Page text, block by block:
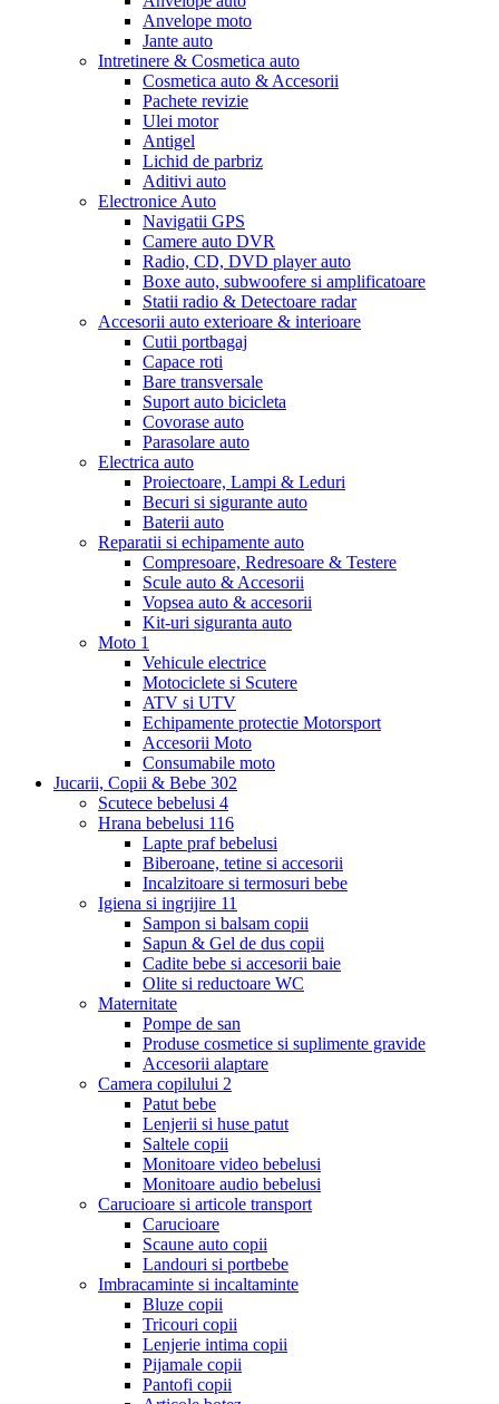
Anvelope moto
Jante auto
Intretinere & Cosmetica auto
Cosmetica auto & Accesorii
Pachete revizie
Ulei motor
Antigel
Lichid de parbriz
Aditivi auto
Electronice Auto
Navigatii GPS
Camere auto DVR
Radio, CD, DVD player auto
Boxe auto, subwoofere si amplificatoare
Statii radio & Detectoare radar
Accesorii auto exterioare & interioare
Cutii portbagaj
Capace roti
Bare transversale
Suport auto bicicleta
Covorase auto
Parasolare auto
Electrica auto
Proiectoare, Lampi & Leduri
Becuri si sigurante auto
Baterii auto
Reparatii si echipamente auto
Compresoare, Redresoare & Testere
Scule auto & Accesorii
Vopsea auto & accesorii
Kit-uri siguranta auto
Moto 1
Vehicule electrice
Motociclete si Scutere
ATV si UTV
Echipamente protectie Motorsport
Accesorii Moto
Consumabile moto
Jucarii, Copii & Bebe 302
Scutece bebelusi 4
Hrana bebelusi 116
Lapte praf bebelusi
Biberoane, tetine si accesorii
Incalzitoare si termosuri bebe
Igiena si ingrijire 11
Sampon si balsam copii
Sapun & Gel de dus copii
Cadite bebe si accesorii baie
Olite si reductoare WC
Maternitate
Pompe de san
Produse cosmetice si suplimente gravide
Accesorii alaptare
Camera copilului 2
Patut bebe
Lenjerii si huse patut
Saltele copii
Monitoare video bebelusi
Monitoare audio bebelusi
Carucioare si articole transport
Carucioare
Scaune auto copii
Landouri si portbebe
Imbracaminte si incaltaminte
Bluze copii
Tricouri copii
Lenjerie intima copii
Pijamale copii
Pantofi copii